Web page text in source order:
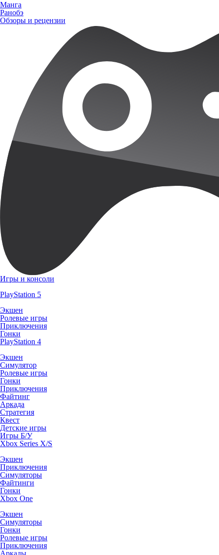
Манга
Ранобэ
Обзоры и рецензии
Игры и консоли
PlayStation 5
Экшен
Ролевые игры
Приключения
Гонки
PlayStation 4
Экшен
Симулятор
Ролевые игры
Гонки
Приключения
Файтинг
Аркада
Стратегия
Квест
Детские игры
Игры Б/У
Xbox Series X/S
Экшен
Приключения
Симуляторы
Файтинги
Гонки
Xbox One
Экшен
Симуляторы
Гонки
Ролевые игры
Приключения
Аркады